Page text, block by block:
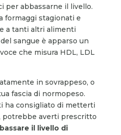
per abbassarne il livello.
formaggi stagionati e
a tanti altri alimenti
sangue è apparso un
che misura HDL, LDL
in sovrappeso, o
fascia di normopeso.
ha consigliato di metterti
potrebbe averti prescritto
il livello di